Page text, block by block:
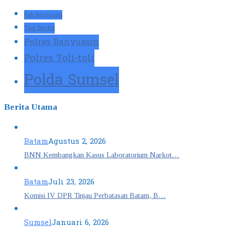
Kab Banyuasin
Tag Berita
Polres Banyuasin
Polres Toli-toli
Polda Sumsel
Berita Utama
BatamAgustus 2, 2026
BNN Kembangkan Kasus Laboratorium Narkot…
BatamJuli 23, 2026
Komisi IV DPR Tinjau Perbatasan Batam, B…
SumselJanuari 6, 2026